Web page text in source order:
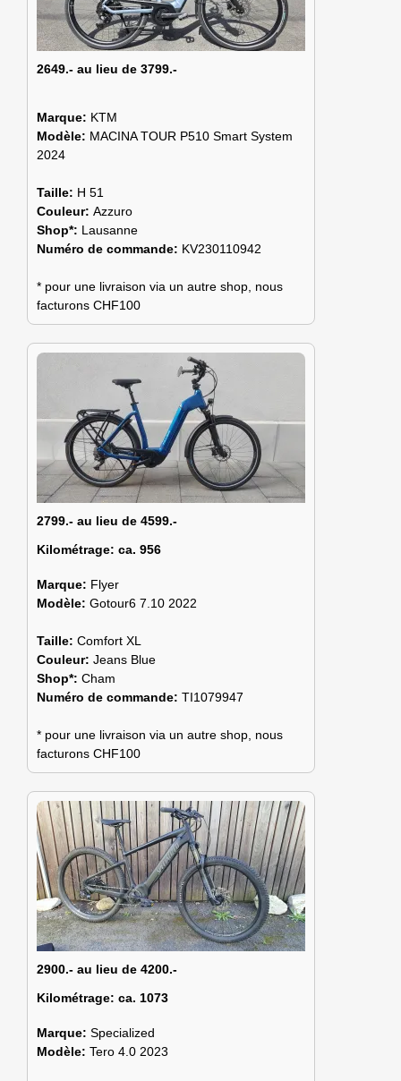
2649.- au lieu de 3799.-
Marque: KTM
Modèle: MACINA TOUR P510 Smart System
2024
Taille: H 51
Couleur: Azzuro
Shop*: Lausanne
Numéro de commande: KV230110942
* pour une livraison via un autre shop, nous
facturons CHF100
2799.- au lieu de 4599.-
Kilométrage: ca. 956
Marque: Flyer
Modèle: Gotour6 7.10 2022
Taille: Comfort XL
Couleur: Jeans Blue
Shop*: Cham
Numéro de commande: TI1079947
* pour une livraison via un autre shop, nous
facturons CHF100
2900.- au lieu de 4200.-
Kilométrage: ca. 1073
Marque: Specialized
Modèle: Tero 4.0 2023